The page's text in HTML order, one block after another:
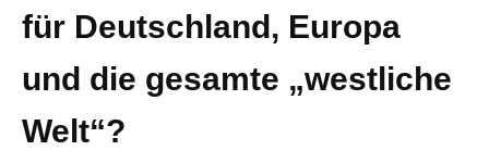
für Deutschland, Europa
und die gesamte „westliche
Welt“?